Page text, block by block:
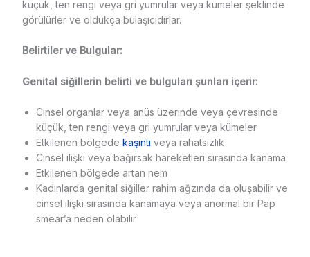
küçük, ten rengi veya gri yumrular veya kümeler şeklinde
görülürler ve oldukça bulaşıcıdırlar.
Belirtiler ve Bulgular:
Genital siğillerin belirti ve bulguları şunları içerir:
Cinsel organlar veya anüs üzerinde veya çevresinde
küçük, ten rengi veya gri yumrular veya kümeler
Etkilenen bölgede kaşıntı veya rahatsızlık
Cinsel ilişki veya bağırsak hareketleri sırasında kanama
Etkilenen bölgede artan nem
Kadınlarda genital siğiller rahim ağzında da oluşabilir ve
cinsel ilişki sırasında kanamaya veya anormal bir Pap
smear’a neden olabilir